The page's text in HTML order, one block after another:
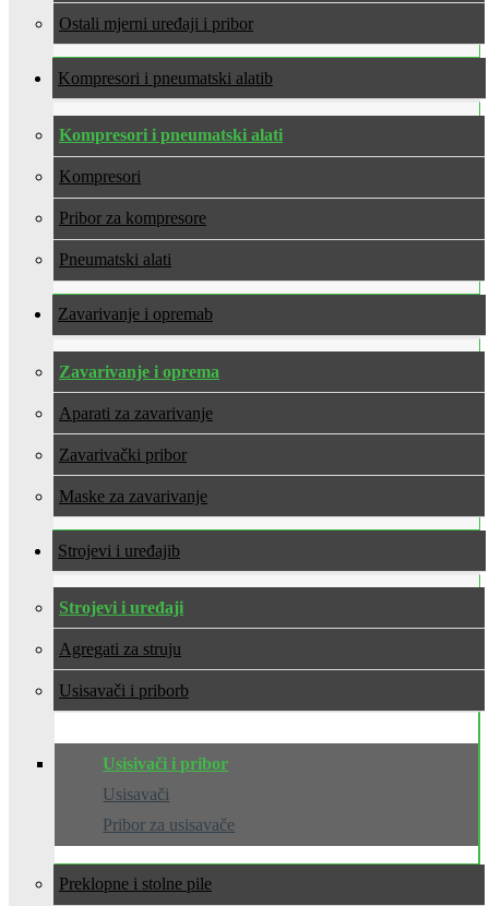
Ostali mjerni uređaji i pribor
Kompresori i pneumatski alati
Kompresori i pneumatski alati
Kompresori
Pribor za kompresore
Pneumatski alati
Zavarivanje i oprema
Zavarivanje i oprema
Aparati za zavarivanje
Zavarivački pribor
Maske za zavarivanje
Strojevi i uređaji
Strojevi i uređaji
Agregati za struju
Usisavači i pribor
Usisivači i pribor
Usisavači
Pribor za usisavače
Preklopne i stolne pile